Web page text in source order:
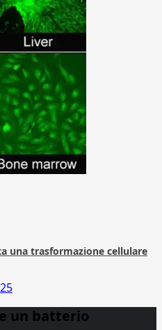
una trasformazione cellulare
un batterio